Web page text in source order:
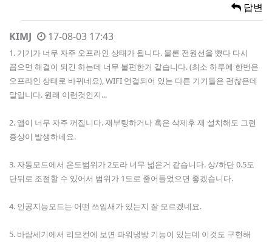
답변
KIMJ 17-08-03 17:43
1. 기기가 너무 자주 오프라인 상태가 됩니다. 물론 전원선을 뺐다 다시
꼽으면 해결이 되긴 하는데 너무 불편한거 같습니다. (최소 하루에 한번은
오프라인 상태로 바뀌네요), WIFI 연결되어 있는 다른 기기들은 괜찮은데
말입니다. 원래 이런것인지...
2. 앱이 너무 자주 꺼집니다. 재부팅하거나 혹은 삭제후 재 설치해도 그런
증상이 발생하네요.
3. 자동모드에서 온도범위가 2도라 너무 넓은거 같습니다. 상/하단 0.5도
단뒤로 조절할 수 있어서 범위가 1도로 줄어들었으면 좋겠습니다.
4. 인공지능모드는 어떤 쓰임새가 있는지 잘 모르겠네요.
5. 바람세기에서 리모컨에 보면 파워냉방 기능이 있는데 이것도 구현해